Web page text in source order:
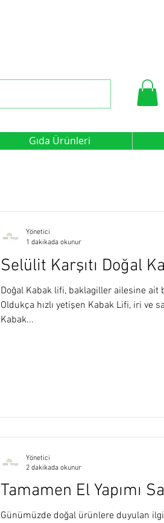
Gıda Ürünleri
Selülit Karşıtı Doğal
Doğal Kabak lifi, baklagiller ailesine ait
Oldukça hızlı yetişen Kabak Lifi, iri ve
Kabak...
Yönetici
1 dakikada okunur
Tamamen El Yapımı
Günümüzde doğal ürünlere duyulan
Yönetici
2 dakikada okunur